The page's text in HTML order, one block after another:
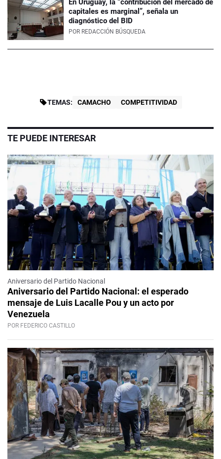
En Uruguay, la “contribución del mercado de
capitales es marginal”, señala un
diagnóstico del BID
POR REDACCIÓN BÚSQUEDA
TEMAS: CAMACHO COMPETITIVIDAD
TE PUEDE INTERESAR
Aniversario del Partido Nacional
Aniversario del Partido Nacional: el esperado
mensaje de Luis Lacalle Pou y un acto por
Venezuela
POR FEDERICO CASTILLO